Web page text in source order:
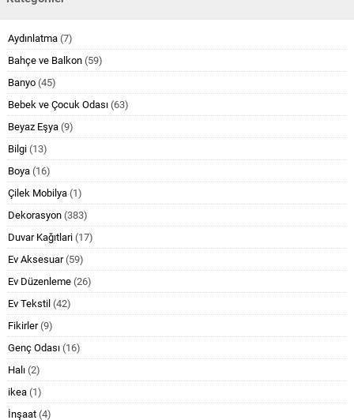
Aydınlatma (7)
Bahçe ve Balkon (59)
Banyo (45)
Bebek ve Çocuk Odası (63)
Beyaz Eşya (9)
Bilgi (13)
Boya (16)
Çilek Mobilya (1)
Dekorasyon (383)
Duvar Kağıtlari (17)
Ev Aksesuar(59)
Ev Düzenleme (26)
Ev Tekstil (42)
Fikirler(9)
Genç Odası (16)
Halı (2)
ikea (1)
İnşaat (4)